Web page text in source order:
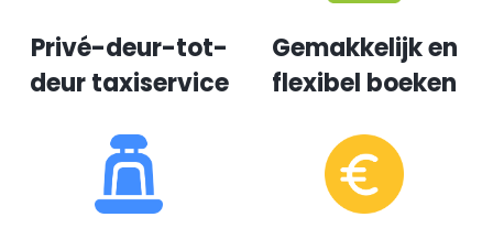
Privé-deur-tot-
deur taxiservice
Gemakkelijk en
flexibel boeken